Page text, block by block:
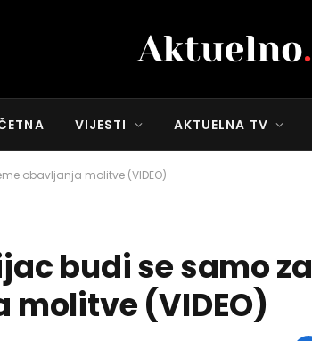
VIJESTI AKTUELNA TV
obavljanja molitve (VIDEO)
budi se samo za
(VIDEO)